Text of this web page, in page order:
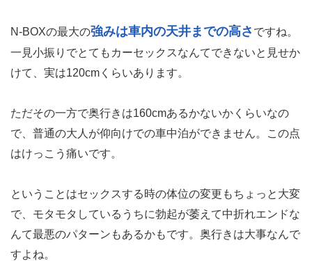
N-BOXの最大の強みは車内の天井までの高さ ですね。
一見小振りでとてもカーセックスなんてできないと見せか
けて、実は120cmくらいあります。
ただその一方で奥行きは160cmあるかないかくらいなの
で、普通の大人が仰向けでの車中泊ができません。この点
はけっこう痛いです。
ということはセックスする時の体位の変更もちょっと大変
で、モタモタしているうちに勃起が萎えて中折れエンドな
んて最悪のパターンもあるかもです。奥行きは大事なんで
すよね。